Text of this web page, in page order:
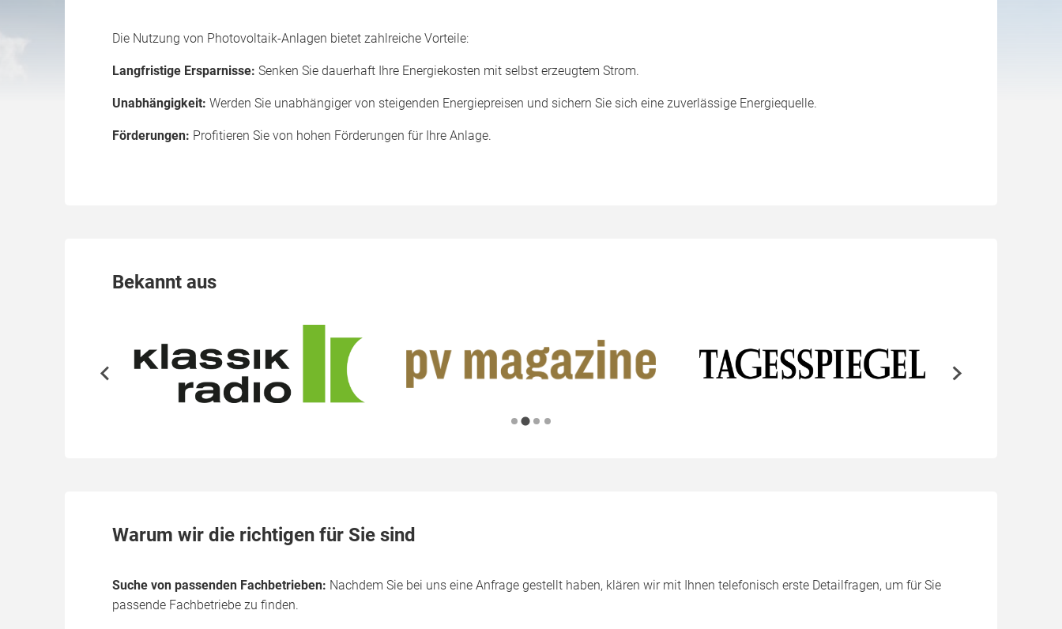
Die Nutzung von Photovoltaik-Anlagen bietet zahlreiche Vorteile:
Langfristige Ersparnisse: Senken Sie dauerhaft Ihre Energiekosten mit selbst erzeugtem Strom.
Unabhängigkeit: Werden Sie unabhängiger von steigenden Energiepreisen und sichern Sie sich eine zuverlässige Energiequelle.
Förderungen: Profitieren Sie von hohen Förderungen für Ihre Anlage.
Bekannt aus
Warum wir die richtigen für Sie sind
Suche von passenden Fachbetrieben: Nachdem Sie bei uns eine Anfrage gestellt haben, klären wir mit Ihnen telefonisch erste Detailfragen, um für Sie
passende Fachbetriebe zu finden.